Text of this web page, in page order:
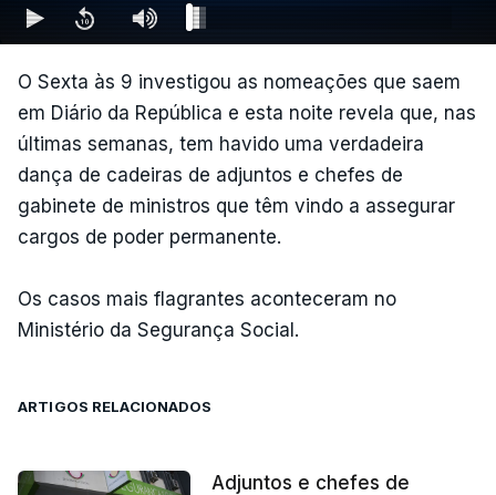
O Sexta às 9 investigou as nomeações que saem
em Diário da República e esta noite revela que, nas
últimas semanas, tem havido uma verdadeira
dança de cadeiras de adjuntos e chefes de
gabinete de ministros que têm vindo a assegurar
cargos de poder permanente.
Os casos mais flagrantes aconteceram no
Ministério da Segurança Social.
ARTIGOS RELACIONADOS
Adjuntos e chefes de